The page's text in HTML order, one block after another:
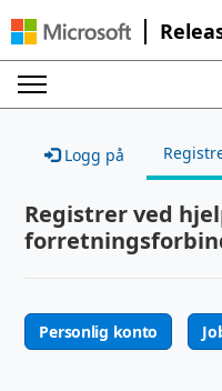
Logg på
Registrer ved
Personlig konto